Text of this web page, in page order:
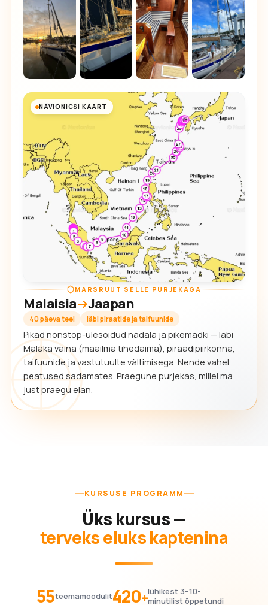
NAVIONICSI KAART
MARSRUUT SELLE PURJEKAGA
Malaisia Jaapan
40 päeva teel läbi piraatide ja taifuunide
Pikad nonstop-ülesõidud nädala ja pikemadki — läbi
Malaka väina (maailma tihedaima), piraadipiirkonna,
taifuunide ja vastutuulte vältimisega. Nende vahel
peatused sadamates. Praegune purjekas, millel ma
just praegu elan.
KURSUSE PROGRAMM
Üks kursus —
terveks eluks kaptenina
55teemamoodulit420+lühikest 3–10-
minutilist õppetundi